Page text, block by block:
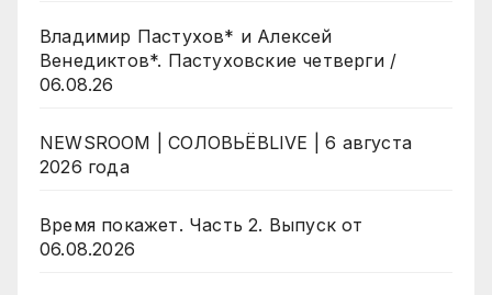
Владимир Пастухов* и Алексей
Венедиктов*. Пастуховские четверги /
06.08.26
NEWSROOM | СОЛОВЬЁВLIVE | 6 августа
2026 года
Время покажет. Часть 2. Выпуск от
06.08.2026